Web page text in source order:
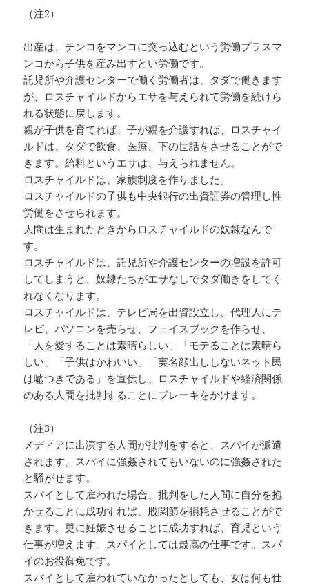
（注2）
出産は、チンコをマンコに突っ込むという労働プラスマ
ンコから子供を産み出すとい労働です。
託児所や介護センターで働く労働者は、タダで働きます
が、ロスチャイルドからエサを与えられて労働を続けら
れる状態に戻します。
親が子供を育てれば、子が親を介護すれば、ロスチャイ
ルドは、タダで飲食、医療、下の世話をさせることがで
きます。給料というエサは、与えられません。
ロスチャイルドは、家族制度を作りました。
ロスチャイルドの子供も中央銀行の出資証券の管理し性
労働をさせられます。
人間は生まれたときからロスチャイルドの奴隷なんで
す。
ロスチャイルドは、託児所や介護センターの増設を許可
してしまうと、奴隷たちがエサなしでタダ働きをしてく
れなくなります。
ロスチャイルドは、テレビ局を出資設立し、代理人にテ
レビ、パソコンを売らせ、フェイスブックを作らせ、
「人を愛することは素晴らしい」「モテることは素晴ら
しい」「子供はかわいい」「実名顔出ししないネット民
は嘘つきである」を宣伝し、ロスチャイルドや経済関係
のある人間を批判することにブレーキをかけます。
（注3）
メディアに出演する人間が批判をすると、スパイが派遣
されます。スパイに強姦されてもいないのに強姦された
と騒がせます。
スパイとして雇われた場合、批判をした人間に自分を抱
かせることに成功すれば、股関節を損耗させることがで
きます。更に妊娠させることに成功すれば、育児という
仕事が増えます。スパイとしては最高の仕事です。スパ
イのお役御免です。
スパイとして雇われていなかったとしても、女は何も仕